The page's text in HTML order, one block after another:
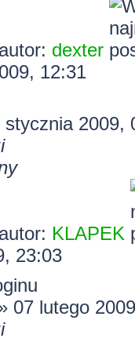
autor: dexter
12:31
2009,
autor: KLAPEK
23:03
07 lutego